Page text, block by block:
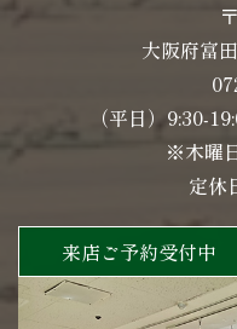
大阪府富
（平日）9:30-
※木曜
定休
来店ご予約受付中